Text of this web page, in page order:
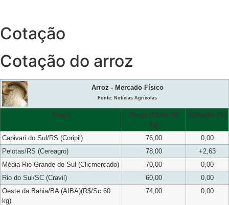
Cotação
Cotação do arroz
Arroz - Mercado Físico
Fonte: Notícias Agrícolas
Praça
Preço (R$/sc 50
kg)
Variação (%)
Capivari do Sul/RS (Coripil) 76,00
0,00
Pelotas/RS (Cereagro)
78,00
+2,63
Média Rio Grande do Sul (Clicmercado)
70,00
0,00
Rio do Sul/SC (Cravil)
60,00
0,00
Oeste da Bahia/BA (AIBA)(R$/Sc 60
kg)
74,00 0,00